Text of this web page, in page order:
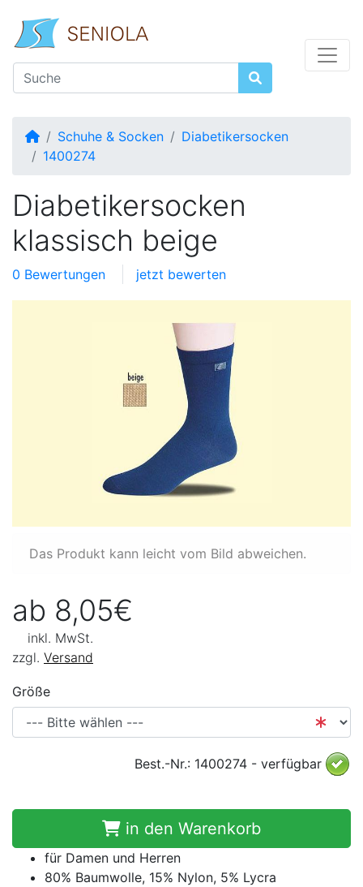
Startseite
Schuhe & Socken
Diabetikersocken
1400274
Diabetikersocken
klassisch beige
0 Bewertungen jetzt bewerten
Das Produkt kann leicht vom Bild abweichen.
ab 8,05€
inkl. MwSt.
zzgl. Versand
Größe
Best.-Nr.: 1400274 - verfügbar
in den Warenkorb
für Damen und Herren
80% Baumwolle, 15% Nylon, 5% Lycra